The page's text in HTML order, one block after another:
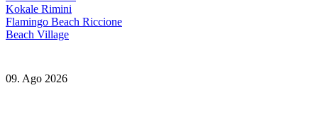
Kokale Rimini
Flamingo Beach Riccione
Beach Village
09. Ago 2026